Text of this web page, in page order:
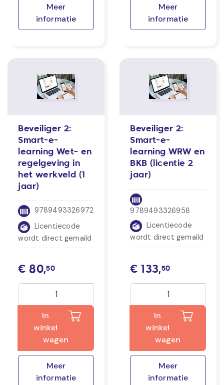
Meer
informatie
Meer
informatie
Beveiliger 2:
Smart-e-
learning Wet- en
regelgeving in
het werkveld (1
jaar)
9789493326972
Licentiecode
wordt direct gemaild
€ 80,50
In
winkel
wagen
Meer
informatie
Beveiliger 2:
Smart-e-
learning WRW en
BKB (licentie 2
jaar)
9789493326958
Licentiecode
wordt direct gemaild
€ 133,50
In
winkel
wagen
Meer
informatie